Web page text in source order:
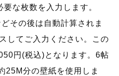
な枚数を入力します。
その後は自動計算されま
してご入力ください。この
円(税込)となります。6帖
25M分の壁紙を使用しま